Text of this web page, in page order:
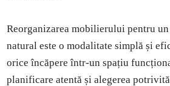
Reorganizarea mobilierului pentru
natural este o modalitate simplă și
orice încăpere într-un spațiu
planificare atentă și alegerea